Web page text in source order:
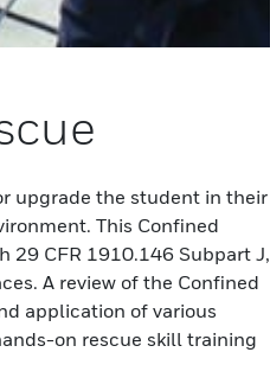
upgrade the student in their
This Confined
29 CFR 1910.146 Subpart J,
A review of the Confined
application of various
on rescue skill training